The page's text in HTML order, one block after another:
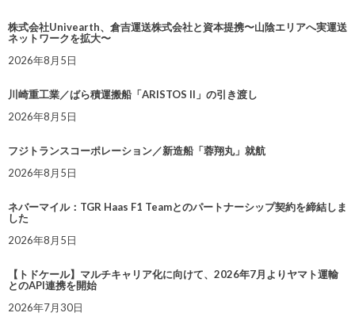
株式会社Univearth、倉吉運送株式会社と資本提携〜山陰エリアへ実運送
ネットワークを拡大〜
2026年8月5日
川崎重工業／ばら積運搬船「ARISTOS II」の引き渡し
2026年8月5日
フジトランスコーポレーション／新造船「蓉翔丸」就航
2026年8月5日
ネバーマイル：TGR Haas F1 Teamとのパートナーシップ契約を締結しま
した
2026年8月5日
【トドケール】マルチキャリア化に向けて、2026年7月よりヤマト運輸
とのAPI連携を開始
2026年7月30日